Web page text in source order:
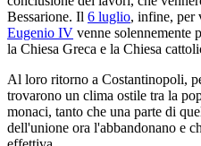
Bessarione. Il 6 luglio, infine, per
Eugenio IV venne solennemente
la Chiesa Greca e la Chiesa
Al loro ritorno a Costantinopoli,
trovarono un clima ostile tra la
monaci, tanto che una parte di
dell'unione ora l'abbandonano e